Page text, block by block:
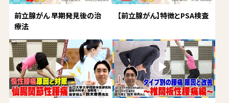
前立腺がん 早期発見後の治
療法
【前立腺がん】特徴とPSA検査